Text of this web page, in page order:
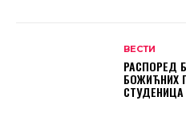
ВЕСТИ
РАСПОРЕД
БОЖИЋНИХ
СТУДЕНИЦА